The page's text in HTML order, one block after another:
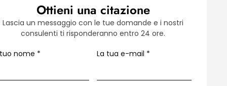
Ottieni una citazione
Lascia un messaggio con le tue domande e i nostri
consulenti ti risponderanno entro 24 ore.
nome * La tua e-mail *